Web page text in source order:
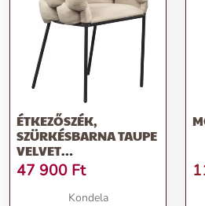
ÉTKEZŐSZÉK,
SZÜRKÉSBARNA TAUPE
VELVET
SZÖVET/FEKETE,
DOROTA
47 900 Ft
Kondela